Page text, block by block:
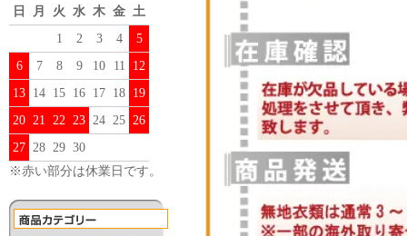
日
月 火 水 木 金 土
1
2 3 4
5
6
7 8 9 10 11
12
13 14 15 16 17 18 19
20 21 22 23 24 25 26
27 28 29 30
※赤い部分は休業日です。